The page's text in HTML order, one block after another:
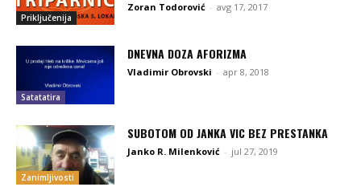
Priključenija
Zoran Todorović - avg 17, 2017
Satatatira
DNEVNA DOZA AFORIZMA
Vladimir Obrovski - apr 8, 2018
Zanimljivosti
SUBOTOM OD JANKA VIC BEZ PRESTANKA
Janko R. Milenković - jul 27, 2019